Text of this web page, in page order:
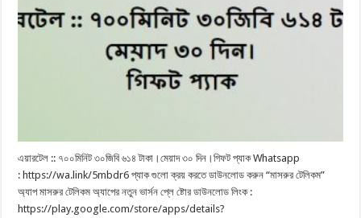
এয়ারটেল :: ৭০০মিনিট ৩০জিবি ৬১৪ টাকা।মেয়াদ ৩০ দিন।গিফট প্যাক Whatsapp
: https://wa.link/5mbdr6 প্যাক গুলো ক্রয় করতে ডাউনলোড করুন “মাসরুর টেলিকম”
অ্যাপ মাসরুর টেলিকম অ্যাপের নতুন ভার্সন প্লে ষ্টোর ডাউনলোড লিংক :
https://play.google.com/store/apps/details?